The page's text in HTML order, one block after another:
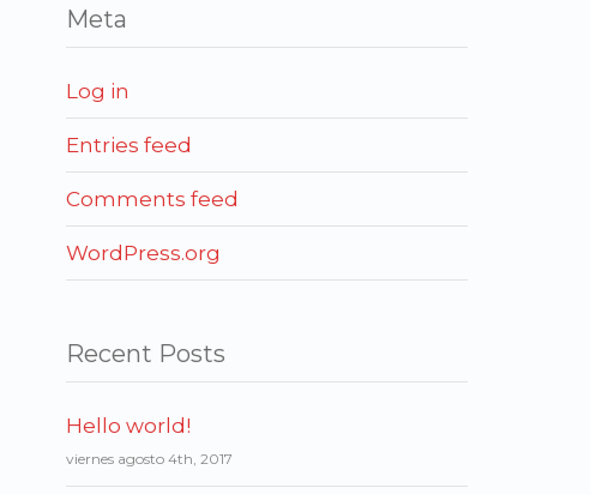
Meta
Log in
Entries feed
Comments feed
WordPress.org
Recent Posts
Hello world!
viernes agosto 4th, 2017